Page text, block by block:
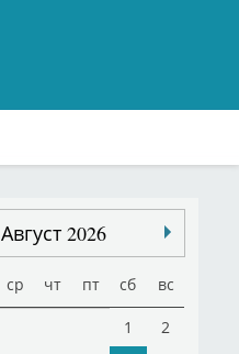
Август 2026
ср чт пт сб вс
1
2